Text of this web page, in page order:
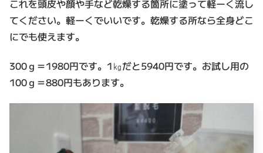
これを頭皮や顔や手など乾燥する箇所に塗って軽ーく流し
てください。軽ーくでいいです。乾燥する所なら全身どこ
にでも使えます。
300ｇ＝1980円です。1㎏だと5940円です。お試し用の
100ｇ＝880円もあります。